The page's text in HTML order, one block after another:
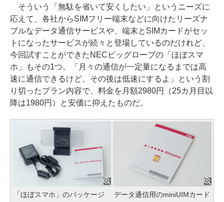
そういう「無駄を省いて安くしたい」というニーズに
応えて、各社からSIMフリー端末などに向けたリーズナ
ブルなデータ通信サービスや、端末とSIMカードがセッ
トになったサービスが続々と登場しているのだけれど、
今回試すことができたNECビッグローブの「ほぼスマ
ホ」もその1つ。「月々の通信が一定量になるまでは高
速に通信できるけど、その後は低速にするよ」という割
り切ったプラン内容で、料金を月額2980円（25カ月目以
降は1980円）と安価に抑えたものだ。
「ほぼスマホ」のパッケージ
データ通信用のminiUIMカード